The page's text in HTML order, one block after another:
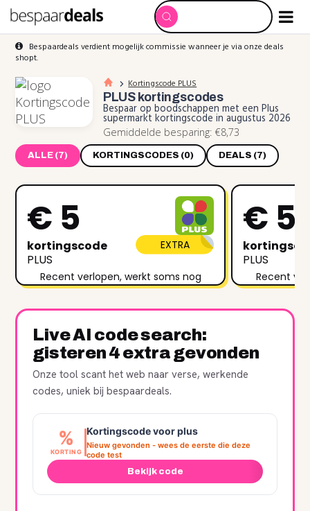
Bespaardeals verdient mogelijk commissie wanneer je via onze deals
shopt.
Kortingscode PLUS
PLUS kortingscodes
Bespaar op boodschappen met een Plus
supermarkt kortingscode in augustus 2026
Gemiddelde besparing: €8,73
ALLE (7) KORTINGSCODES (0) DEALS (7)
€ 5
kortingscode
PLUS
EXTRA
Recent verlopen, werkt soms nog
€ 5
PLUS
Recent
Live AI code search:
gisteren 4 extra gevonden
Onze tool scant het web naar verse, werkende
codes, uniek bij bespaardeals.
%
KORTING
Kortingscode voor plus
Nieuw gevonden - wees de eerste die deze
code test
Bekijk code